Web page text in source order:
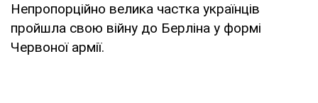
Непропорційно велика частка українців
пройшла свою війну до Берліна у формі
Червоної армії.